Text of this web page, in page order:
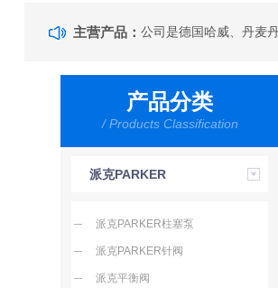
主营产品：
产品分类
/ Products Classification
派克PARKER
派克PARKER柱塞泵
派克PARKER针阀
派克平衡阀